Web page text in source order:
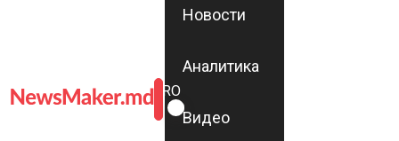
ROMÂNĂ
RU
Новости
Аналитика
Видео